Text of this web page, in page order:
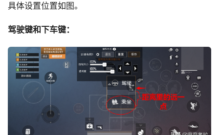
具体设置位置如图。
驾驶键和下车键：